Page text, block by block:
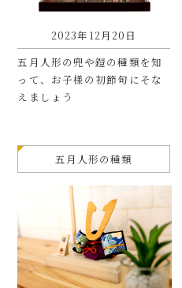
2023年12月20日
五月人形の兜や鎧の種類を知
って、お子様の初節句にそな
えましょう
五月人形の種類